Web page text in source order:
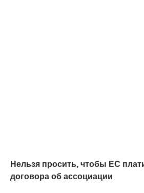
Нельзя просить, чтобы ЕС
договора об ассоциации